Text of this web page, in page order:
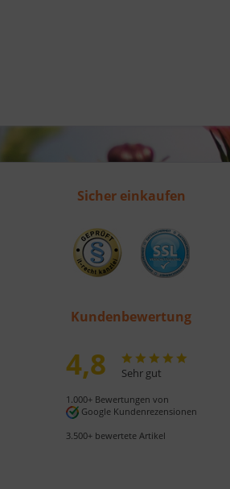
Sicher einkaufen
Kundenbewertung
4,8 Sehr gut
1.000+ Bewertungen von
Google Kundenrezensionen
3.500+ bewertete Artikel